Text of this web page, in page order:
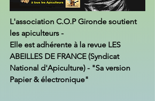
L'association C.O.P Gironde soutient
les apiculteurs -
Elle est adhérente à la revue LES
ABEILLES DE FRANCE (Syndicat
National d'Apiculture) - "Sa version
Papier & électronique"